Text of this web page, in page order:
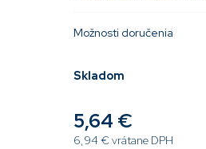
5,64 €
6,94 € vrátane DPH
Skladom
Možnosti doručenia